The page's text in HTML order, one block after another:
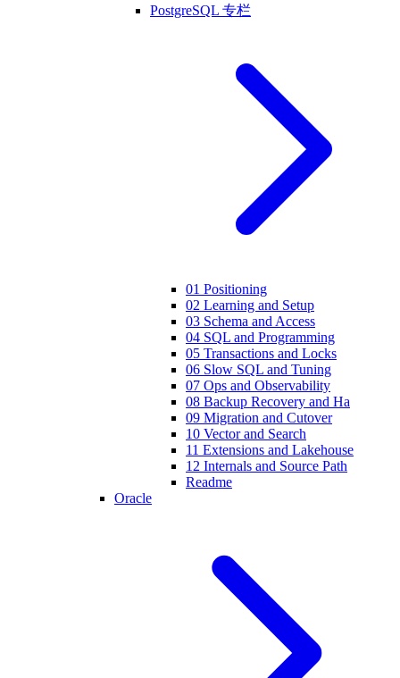
PostgreSQL 专栏
01 Positioning
02 Learning and Setup
03 Schema and Access
04 SQL and Programming
05 Transactions and Locks
06 Slow SQL and Tuning
07 Ops and Observability
08 Backup Recovery and Ha
09 Migration and Cutover
10 Vector and Search
11 Extensions and Lakehouse
12 Internals and Source Path
Readme
Oracle